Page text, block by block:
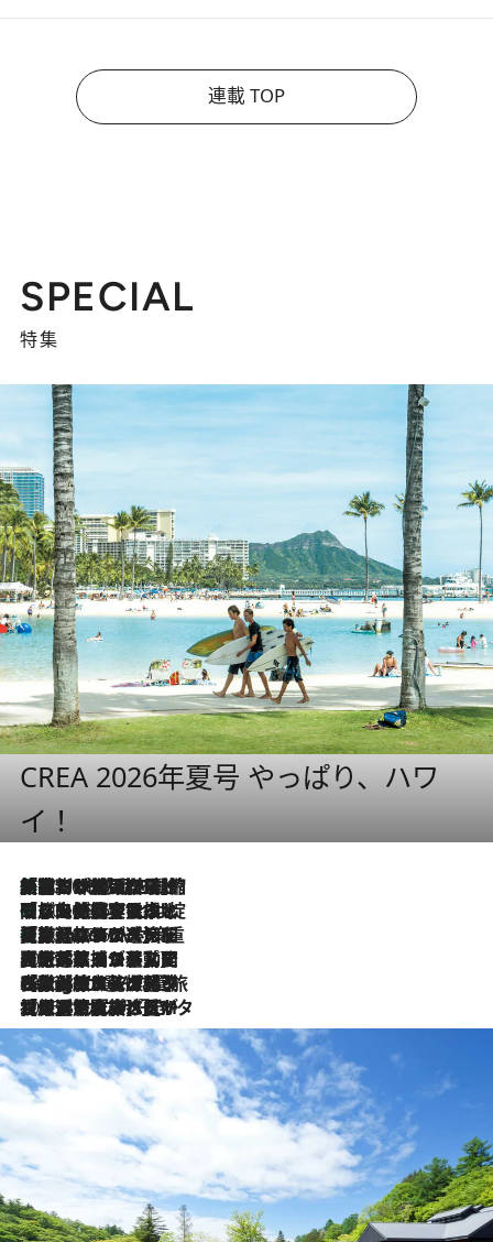
連載 TOP
SPECIAL
特集
CREA 2026年夏号 やっぱり、ハワ
イ！
2026.8.6
「荷物が増えるほど旅ストレスは増す」美容ジャーナリストがたどり着いた最終結論。“化粧品を劇的に減らす”感動の凝縮美容とは
2026.8.6
「旅先には金髪ウィッグを持参」日本と同じメイクでは損してる!? 美容ジャーナリストが提案する“掟破りの旅美容”とは
2026.8.6
【厳選旅コスメ】「身軽さ＆UV対策重視！」ヘアアーティストshucoが選んだ夏旅ベストコスメを発表【Mサイズジップ】
2026.8.5
【厳選旅コスメ】国内をあちこち移動する河井菜摘が選んだ夏旅ベストコスメ発表！「リラックスアイテムはマスト」【Mサイズジップ】
2026.8.4
【厳選旅コスメ】「紫外線＆乾燥対策しながらメイク感も！」ヘア＆メイクGeorgeが選んだ夏旅ベストコスメを発表！【Mサイズジップ】
2026.8.3
【厳選旅コスメ】「保湿もタイパ重視！」“サウナ好き”タレント清水みさとが愛用する夏旅ベストコスメを発表！【Mサイズジップ】